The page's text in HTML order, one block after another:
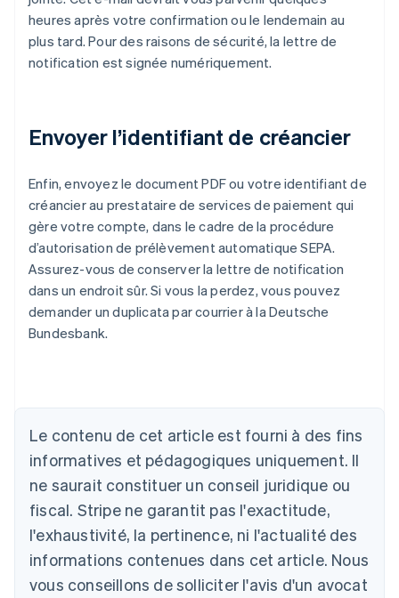
heures après votre confirmation ou le lendemain au
plus tard. Pour des raisons de sécurité, la lettre de
notification est signée numériquement.
Envoyer l’identifiant de créancier
Enfin, envoyez le document PDF ou votre identifiant de
créancier au prestataire de services de paiement qui
gère votre compte, dans le cadre de la procédure
d’autorisation de prélèvement automatique SEPA.
Assurez-vous de conserver la lettre de notification
dans un endroit sûr. Si vous la perdez, vous pouvez
demander un duplicata par courrier à la Deutsche
Bundesbank.
Le contenu de cet article est fourni à des fins
informatives et pédagogiques uniquement. Il
ne saurait constituer un conseil juridique ou
fiscal. Stripe ne garantit pas l'exactitude,
l'exhaustivité, la pertinence, ni l'actualité des
informations contenues dans cet article. Nous
vous conseillons de solliciter l'avis d'un avocat
DeutschEnglish
Belgique
Brésil
PortuguêsEnglish
Bulgarie
English
Canada
EnglishFrançais